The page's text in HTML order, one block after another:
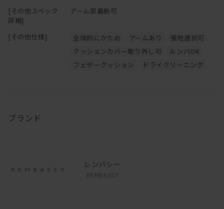
[その他スペック
詳細]
アーム部着脱可
[その他仕様] 全体的にかため アームあり
張地選択可
クッションカバー取り外し可
ルンバOK
フェザークッション
ドライクリーニング
ブランド
レンバシー
REMBASSY